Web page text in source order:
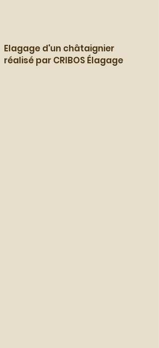
Elagage d'un châtaignier
réalisé par CRIBOS Élagage